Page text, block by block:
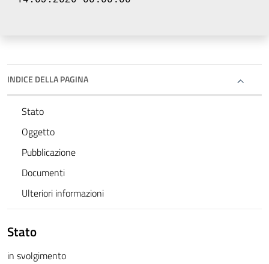
INDICE DELLA PAGINA
Stato
Oggetto
Pubblicazione
Documenti
Ulteriori informazioni
Stato
in svolgimento